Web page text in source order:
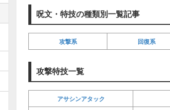
呪文・特技の種類別一覧記事
攻撃系 回復系
攻撃特技一覧
アサシンアタック